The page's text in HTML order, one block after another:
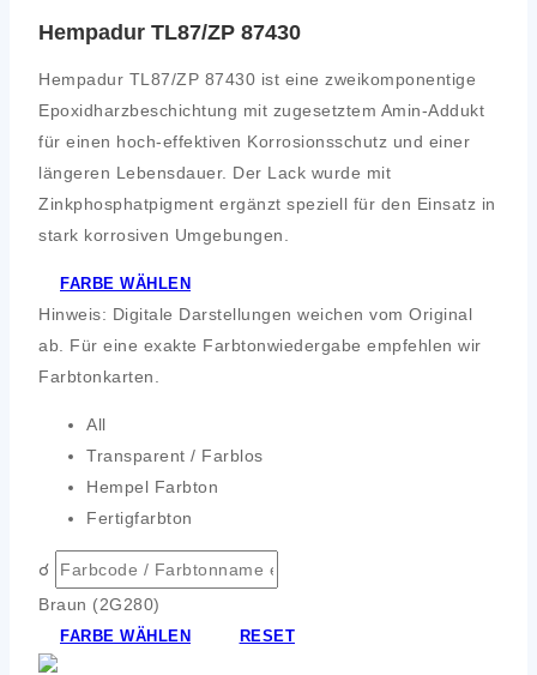
Hempadur TL87/ZP 87430
Hempadur TL87/ZP 87430 ist eine zweikomponentige
Epoxidharzbeschichtung mit zugesetztem Amin-Addukt
für einen hoch-effektiven Korrosionsschutz und einer
längeren Lebensdauer. Der Lack wurde mit
Zinkphosphatpigment ergänzt speziell für den Einsatz in
stark korrosiven Umgebungen.
FARBE WÄHLEN
Hinweis: Digitale Darstellungen weichen vom Original
ab. Für eine exakte Farbtonwiedergabe empfehlen wir
Farbtonkarten.
All
Transparent / Farblos
Hempel Farbton
Fertigfarbton
☌
Braun (2G280)
FARBE WÄHLEN RESET